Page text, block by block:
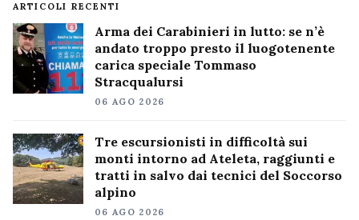
ARTICOLI RECENTI
Arma dei Carabinieri in lutto: se n’è
andato troppo presto il luogotenente
carica speciale Tommaso
Stracqualursi
06 AGO 2026
Tre escursionisti in difficoltà sui
monti intorno ad Ateleta, raggiunti e
tratti in salvo dai tecnici del Soccorso
alpino
06 AGO 2026